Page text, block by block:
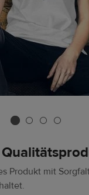
Produkt mit